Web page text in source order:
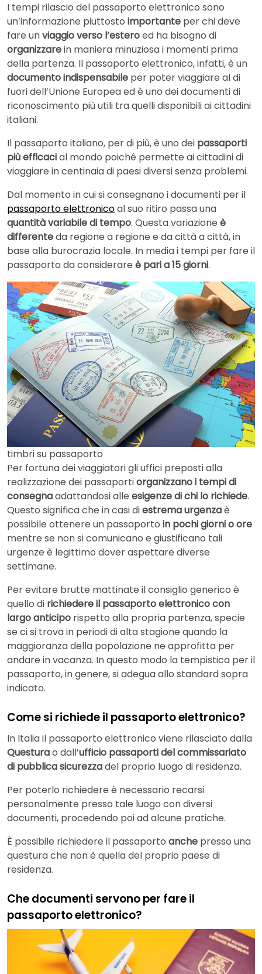
I tempi rilascio del passaporto elettronico sono
un’informazione piuttosto importante per chi deve
fare unviaggio verso l’esteroed ha bisogno di
organizzarein maniera minuziosa i momenti prima
della partenza. Il passaporto elettronico, infatti, è un
documento indispensabile per poter viaggiare al di
fuori dell’Unione Europea ed è uno dei documenti di
riconoscimento più utili tra quelli disponibili ai cittadini
italiani.
Il passaporto italiano, per di più, è uno dei passaporti
più efficacial mondo poiché permette ai cittadini di
viaggiare in centinaia di paesi diversi senza problemi.
Dal momento in cui si consegnano i documenti per il
passaporto elettronicoal suo ritiro passa una
quantità variabile di tempo. Questa variazione è
differenteda regione a regione e da città a città, in
base alla burocrazia locale. In media i tempi per fare il
passaporto da considerare è pari a 15 giorni.
timbri su passaporto
Per fortuna dei viaggiatori gli uffici preposti alla
realizzazione dei passaportiorganizzano i tempi di
consegnaadattandosi alle esigenze di chi lo richiede.
Questo significa che in casi diestrema urgenzaè
possibile ottenere un passaporto in pochi giorni o ore
mentre se non si comunicano e giustificano tali
urgenze è legittimo dover aspettare diverse
settimane.
Per evitare brutte mattinate il consiglio generico è
quello di richiedere il passaporto elettronico con
largo anticipo rispetto alla propria partenza, specie
se ci si trova in periodi di alta stagione quando la
maggioranza della popolazione ne approfitta per
andare in vacanza. In questo modo la tempistica per il
passaporto, in genere, si adegua allo standard sopra
indicato.
Come si richiede il passaporto elettronico?
In Italia il passaporto elettronico viene rilasciato dalla
Questurao dall’ufficio passaporti del commissariato
di pubblica sicurezzadel proprio luogo di residenza.
Per poterlo richiedere è necessario recarsi
personalmente presso tale luogo con diversi
documenti, procedendo poi ad alcune pratiche.
È possibile richiedere il passaporto anche presso una
questura che non è quella del proprio paese di
residenza.
Che documenti servono per fare il
passaporto elettronico?